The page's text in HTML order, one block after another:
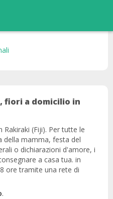
fiori a domicilio in
(Fiji). Per tutte le
della mamma, festa del
o dichiarazioni d'amore, i
a casa tua. in
ore tramite una rete di
.